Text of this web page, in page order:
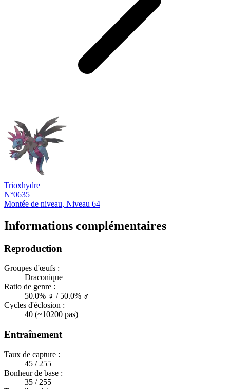
Trioxhydre
N°0635
Montée de niveau, Niveau 64
Informations complémentaires
Reproduction
Groupes d'œufs :
Draconique
Ratio de genre :
50.0% ♀ / 50.0% ♂
Cycles d'éclosion :
40 (~10200 pas)
Entraînement
Taux de capture :
45 / 255
Bonheur de base :
35 / 255